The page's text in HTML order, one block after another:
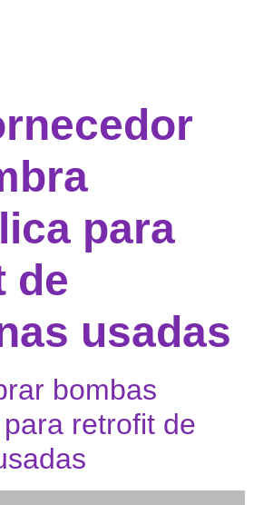
para
de
usadas
bombas
retrofit de